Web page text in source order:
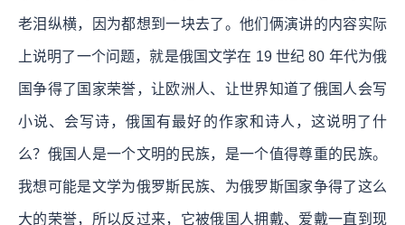
老泪纵横，因为都想到一块去了。他们俩演讲的内容实际
上说明了一个问题，就是俄国文学在 19 世纪 80 年代为俄
国争得了国家荣誉，让欧洲人、让世界知道了俄国人会写
小说、会写诗，俄国有最好的作家和诗人，这说明了什
么？俄国人是一个文明的民族，是一个值得尊重的民族。
我想可能是文学为俄罗斯民族、为俄罗斯国家争得了这么
大的荣誉，所以反过来，它被俄国人拥戴、爱戴一直到现